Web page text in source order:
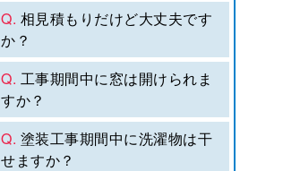
Q. 相見積もりだけど大丈夫です
か？
Q. 工事期間中に窓は開けられま
すか？
Q. 塗装工事期間中に洗濯物は干
せますか？